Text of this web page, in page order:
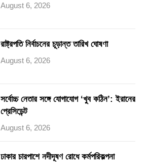
August 6, 2026
রাষ্ট্রপতি নির্বাচনের চূড়ান্ত তারিখ ঘোষণা
August 6, 2026
সর্বোচ্চ নেতার সঙ্গে যোগাযোগ ‘খুব কঠিন’: ইরানের
প্রেসিডেন্ট
August 6, 2026
ঢাকার চারপাশে নদীদূষণ রোধে কর্মপরিকল্পনা